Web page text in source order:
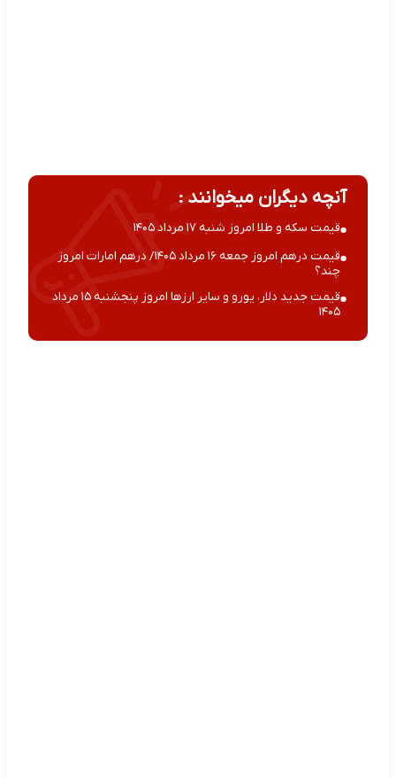
آنچه دیگران میخوانند :
قیمت سکه و طلا امروز شنبه ۱۷ مرداد ۱۴۰۵
قیمت درهم امروز جمعه ۱۶ مرداد ۱۴۰۵/ درهم امارات امروز
چند؟
قیمت جدید دلار، یورو و سایر ارزها امروز پنجشنبه ۱۵ مرداد
۱۴۰۵